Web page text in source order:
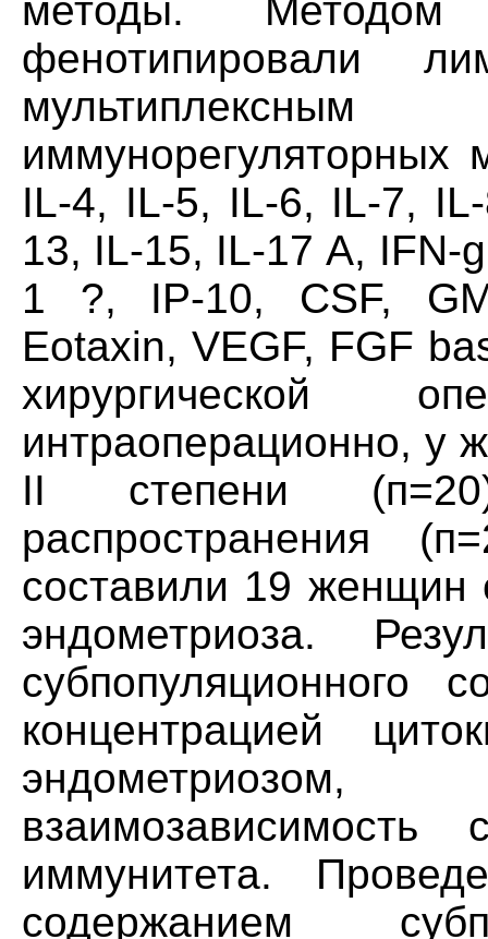
методы. Методом
фенотипировали
иммунорегуляторных
IL-4, IL-5, IL-6, IL-7,
13, IL-15, IL-17 А, IFN-
1 ?, IP-10, CSF,
Eotaxin, VEGF, FGF
интраоперационно, у
II степени
распространения
составили 19 женщин
эндометриоза.
концентрацией
взаимозависимость
иммунитета.
содержанием